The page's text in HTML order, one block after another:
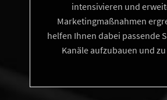
intensivieren und
Marketingmaßnahmen
helfen Ihnen dabei passende
Kanäle aufzubauen und